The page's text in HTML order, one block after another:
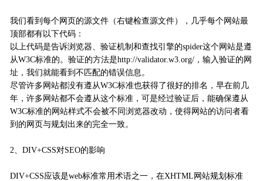
我们看到每个网页的源文件（右键检查源文件），几乎每个网站最
顶部都有以下代码：
以上代码是告诉浏览器、验证机制和查找引擎的spider这个网站是遵
从W3C标准的。验证的方法是http://validator.w3.org/，输入验证的网
址，我们就能看到不匹配的错误信息。
尽管许多网站都没有遵从W3C标准也获得了很好的排名，早在前几
年，许多网站都不会遵从这个标准，可是经过验证后，能确保遵从
W3C标准的网站样式不会被不同浏览器改动，使得网站的访问者看
到的网页与规划出来的完全一致。
2、DIV+CSS对SEO的影响
DIV+CSS应该是web标准常用术语之一，在XHTML网站规划标准